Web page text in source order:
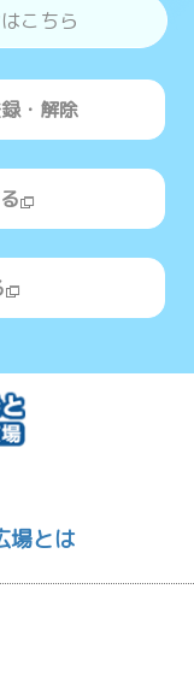
こちら
・解除
場とは